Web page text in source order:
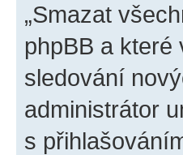
„Smazat
phpBB a
sledování
administrátor
s